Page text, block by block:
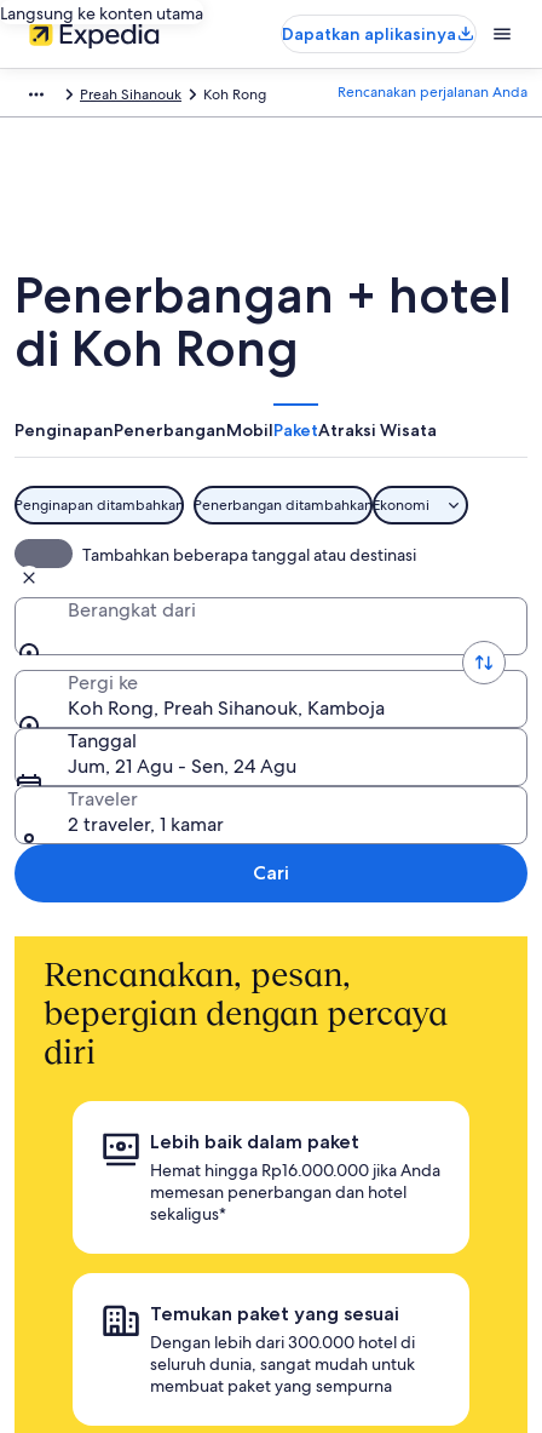
Langsung ke konten utama
Dapatkan aplikasinya
Preah Sihanouk Koh Rong Rencanakan perjalanan Anda
Penerbangan + hotel
di Koh Rong
PenginapanPenerbanganMobilPaketAtraksi Wisata
Penginapan ditambahkan Penerbangan ditambahkanEkonomi
Tambahkan beberapa tanggal atau destinasi
Berangkat dari
Pergi ke
Koh Rong, Preah Sihanouk, Kamboja
Tanggal
Jum, 21 Agu - Sen, 24 Agu
Traveler
2 traveler, 1 kamar
Cari
Rencanakan, pesan,
bepergian dengan percaya
diri
Lebih baik dalam paket
Hemat hingga Rp16.000.000 jika Anda
memesan penerbangan dan hotel
sekaligus*
Temukan paket yang sesuai
Dengan lebih dari 300.000 hotel di
seluruh dunia, sangat mudah untuk
membuat paket yang sempurna